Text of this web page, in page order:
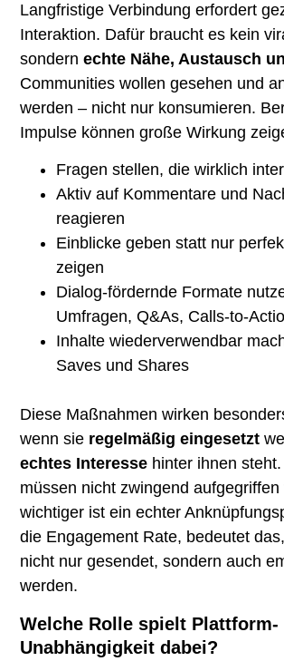
Langfristige Verbindung erfordert
Interaktion. Dafür braucht es kein
sondernechte Nähe, Austausch
Communities wollen gesehen und
werden – nicht nur konsumieren.
Impulse können große Wirkung
Fragen stellen, die wirklich
Aktiv auf Kommentare und
reagieren
Einblicke geben statt nur
zeigen
Dialog-fördernde Formate
Umfragen, Q&As, Calls-to-
Inhalte wiederverwendbar
Saves und Shares
Diese Maßnahmen wirken
wenn sie regelmäßig eingesetzt
echtes Interesse hinter ihnen
müssen nicht zwingend
wichtiger ist ein echter
die Engagement Rate, bedeutet
nicht nur gesendet, sondern auch
werden.
Welche Rolle spielt Plattform-
Unabhängigkeit dabei?